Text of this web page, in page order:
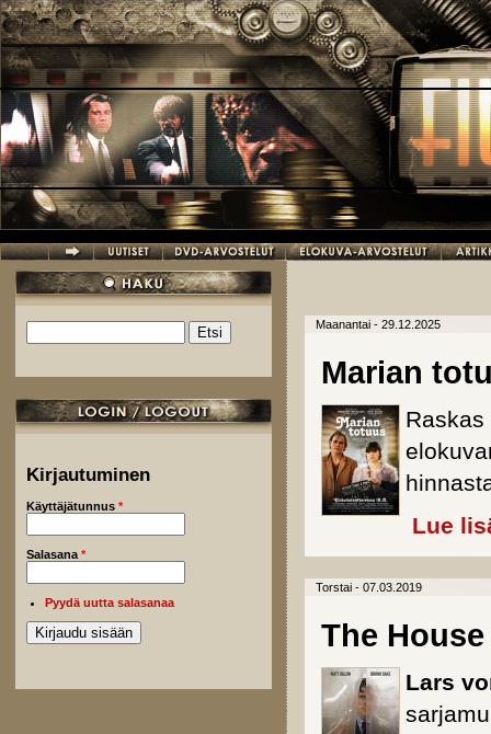
Hyppää pääsisältöön
Hakulomake
Kirjautuminen
Käyttäjätunnus *
Salasana *
Pyydä uutta salasanaa
Maanantai - 29.12.2025
Marian
Lue
Torstai - 07.03.2019
The
Lars